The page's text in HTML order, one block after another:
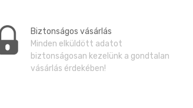
Biztonságos vásárlás
Minden elküldött adatot
biztonságosan kezelünk a gondtalan
vásárlás érdekében!